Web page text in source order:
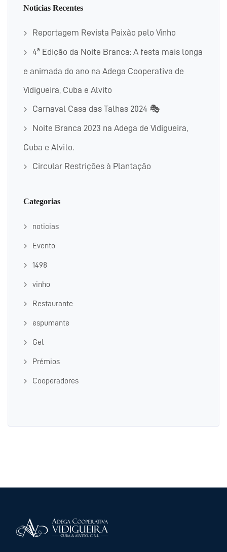
Noticias Recentes
Reportagem Revista Paixão pelo Vinho
4ª Edição da Noite Branca: A festa mais longa
e animada do ano na Adega Cooperativa de
Vidigueira, Cuba e Alvito
Carnaval Casa das Talhas 2024 🎭
Noite Branca 2023 na Adega de Vidigueira,
Cuba e Alvito.
Circular Restrições à Plantação
Categorias
noticias
Evento
1498
vinho
Restaurante
espumante
Gel
Prémios
Cooperadores